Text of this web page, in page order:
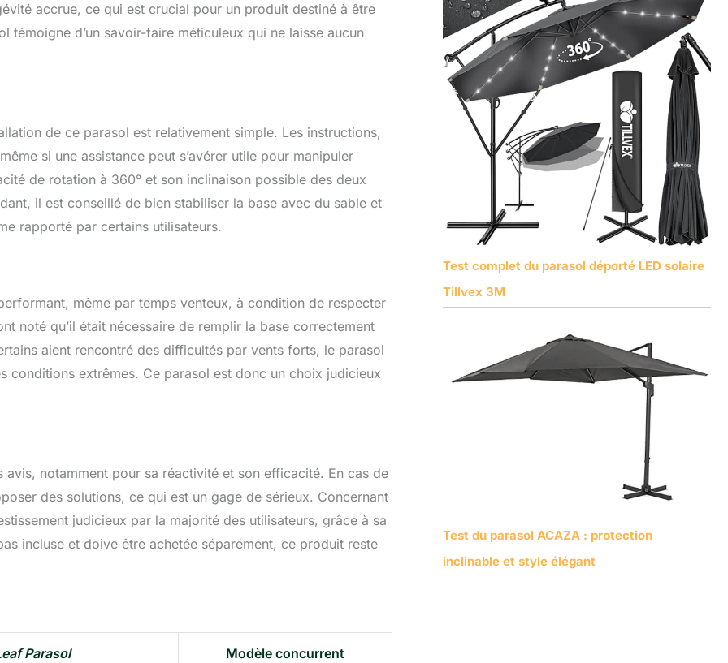
accrue, ce qui est crucial pour un produit destiné à être
d’un savoir-faire méticuleux qui ne laisse aucun
de ce parasol est relativement simple. Les instructions,
si une assistance peut s’avérer utile pour manipuler
de rotation à 360° et son inclinaison possible des deux
il est conseillé de bien stabiliser la base avec du sable et
rapporté par certains utilisateurs.
même par temps venteux, à condition de respecter
noté qu’il était nécessaire de remplir la base correctement
aient rencontré des difficultés par vents forts, le parasol
conditions extrêmes. Ce parasol est donc un choix judicieux
notamment pour sa réactivité et son efficacité. En cas de
des solutions, ce qui est un gage de sérieux. Concernant
judicieux par la majorité des utilisateurs, grâce à sa
incluse et doive être achetée séparément, ce produit reste
Parasol Modèle concurrent
Test complet du parasol déporté LED solaire
Tillvex 3M
Test du parasol ACAZA : protection
inclinable et style élégant